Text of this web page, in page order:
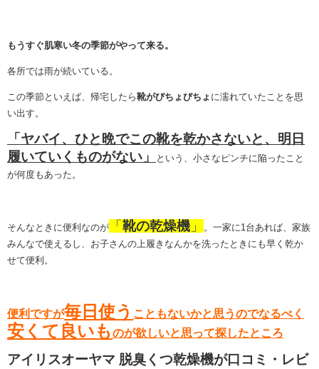
もうすぐ肌寒い冬の季節がやって来る。
各所では雨が続いている。
この季節といえば、帰宅したら靴がびちょびちょ に濡れていたことを思
い出す。
「ヤバイ、ひと晩でこの靴を乾かさないと、明日
履いていくものがない」
という、小さなピンチに陥ったこと
が何度もあった。
そんなときに便利なのが 「 靴の乾燥機 」
。一家に1台あれば、家族
みんなで使えるし、お子さんの上履きなんかを洗ったときにも早く乾か
せて便利。
便利ですが毎日使う こともないかと思うのでなるべく
安くて良いものが欲しいと思って探したところ
アイリスオーヤマ 脱臭くつ乾燥機が口コミ・レビ